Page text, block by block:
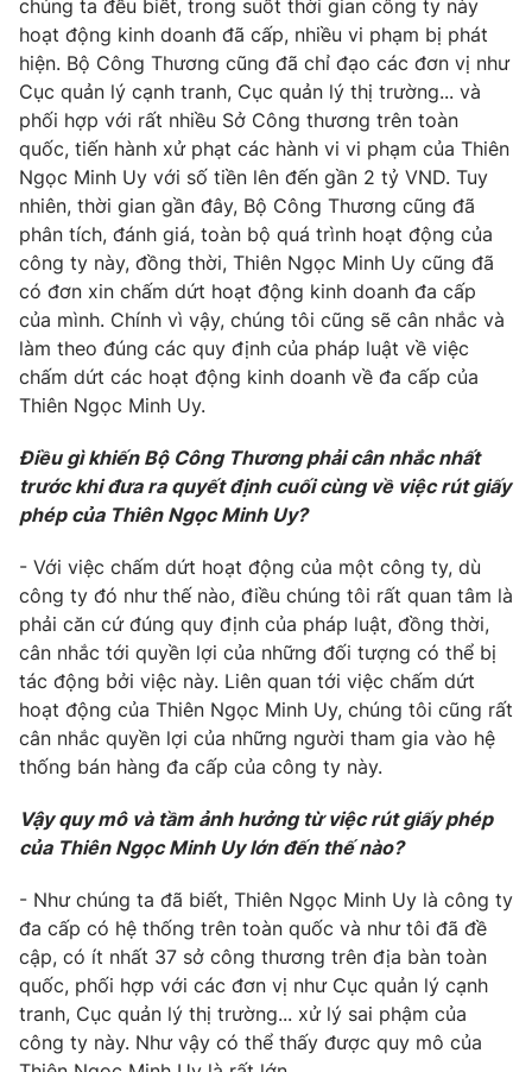
Photo Infographic
Video Shorts video
VTV Money VTV Thể thao
VTV Sức khoẻ Bất động sản
Thị trường 24h Tấm lòng Việt
VTV4 Vươn mình bằng AI
VTV9 VTV8
Liên hệ tòa soạn English
THỜI BÁO VTV
Theo dõi báo trên
Cơ quan chủ quản:Đài Truyền hình Việt Nam
Cơ quan báo chí:
Thời báo VTV
Giấy phép hoạt động báo in và báo điện tử số 483/GP-BTTTT
cấp ngày 29/12/2023
Tổng Biên tập:Vũ Thanh Thủy
Phó Tổng Biên tập:Nguyễn Thị Mỹ Hạnh, Phạm Quốc Thắng,
Nguyễn Trọng Ninh
Tổng đài VTV: 024.38 355 931 - 024.38 355 932
chúng ta đều biết, trong suốt thời gian công ty này
hoạt động kinh doanh đã cấp, nhiều vi phạm bị phát
hiện. Bộ Công Thương cũng đã chỉ đạo các đơn vị như
Cục quản lý cạnh tranh, Cục quản lý thị trường... và
phối hợp với rất nhiều Sở Công thương trên toàn
quốc, tiến hành xử phạt các hành vi vi phạm của Thiên
Ngọc Minh Uy với số tiền lên đến gần 2 tỷ VND. Tuy
nhiên, thời gian gần đây, Bộ Công Thương cũng đã
phân tích, đánh giá, toàn bộ quá trình hoạt động của
công ty này, đồng thời, Thiên Ngọc Minh Uy cũng đã
có đơn xin chấm dứt hoạt động kinh doanh đa cấp
của mình. Chính vì vậy, chúng tôi cũng sẽ cân nhắc và
làm theo đúng các quy định của pháp luật về việc
chấm dứt các hoạt động kinh doanh về đa cấp của
Thiên Ngọc Minh Uy.
Điều gì khiến Bộ Công Thương phải cân nhắc nhất
trước khi đưa ra quyết định cuối cùng về việc rút giấy
phép của Thiên Ngọc Minh Uy?
- Với việc chấm dứt hoạt động của một công ty, dù
công ty đó như thế nào, điều chúng tôi rất quan tâm là
phải căn cứ đúng quy định của pháp luật, đồng thời,
cân nhắc tới quyền lợi của những đối tượng có thể bị
tác động bởi việc này. Liên quan tới việc chấm dứt
hoạt động của Thiên Ngọc Minh Uy, chúng tôi cũng rất
cân nhắc quyền lợi của những người tham gia vào hệ
thống bán hàng đa cấp của công ty này.
Vậy quy mô và tầm ảnh hưởng từ việc rút giấy phép
của Thiên Ngọc Minh Uy lớn đến thế nào?
- Như chúng ta đã biết, Thiên Ngọc Minh Uy là công ty
đa cấp có hệ thống trên toàn quốc và như tôi đã đề
cập, có ít nhất 37 sở công thương trên địa bàn toàn
quốc, phối hợp với các đơn vị như Cục quản lý cạnh
tranh, Cục quản lý thị trường... xử lý sai phậm của
công ty này. Như vậy có thể thấy được quy mô của